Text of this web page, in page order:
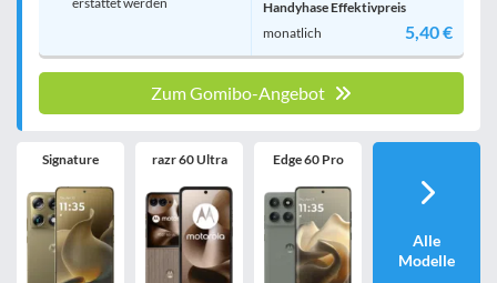
Handyhase Effektivpreis
monatlich
5,40 €
Zum Gomibo-Angebot
Signature razr 60 Ultra Edge 60 Pro
Alle
Modelle